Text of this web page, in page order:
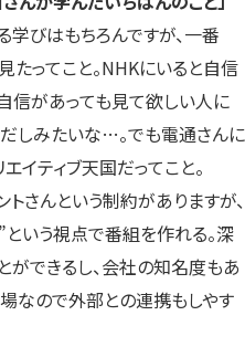
学びはもちろんですが、一番
たってこと。NHKにいると自信
信があっても見て欲しい人に
だしみたいな…。でも電通さんに
イティブ天国だってこと。
さんという制約がありますが、
いう視点で番組を作れる。深
ができるし、会社の知名度もあ
なので外部との連携もしやす